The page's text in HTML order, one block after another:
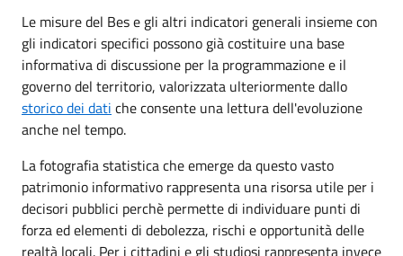
Le misure del Bes e gli altri indicatori generali insieme con
gli indicatori specifici possono già costituire una base
informativa di discussione per la programmazione e il
governo del territorio, valorizzata ulteriormente dallo
storico dei dati che consente una lettura dell'evoluzione
anche nel tempo.
La fotografia statistica che emerge da questo vasto
patrimonio informativo rappresenta una risorsa utile per i
decisori pubblici perchè permette di individuare punti di
forza ed elementi di debolezza, rischi e opportunità delle
realtà locali. Per i cittadini e gli studiosi rappresenta invece